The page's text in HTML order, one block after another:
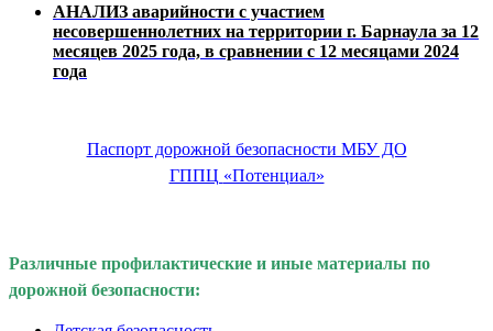
АНАЛИЗ аварийности с участием
несовершеннолетних на территории г. Барнаула за 12
месяцев 2025 года, в сравнении с 12 месяцами 2024
года
Паспорт дорожной безопасности МБУ ДО
ГППЦ «Потенциал»
Различные профилактические и иные материалы по
дорожной безопасности: